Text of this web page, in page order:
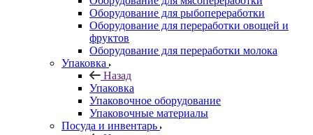
Оборудование для рыбопереработки
Оборудование для переработки овощей и
фруктов
Оборудование для переработки молока
Упаковка
Назад
Упаковка
Упаковочное оборудование
Упаковочные материалы
Посуда и инвентарь